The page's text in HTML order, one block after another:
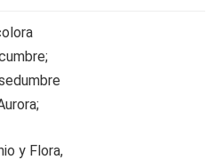
y Flora,